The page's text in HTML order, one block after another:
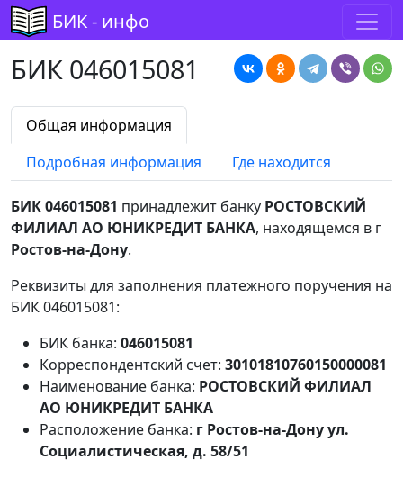
БИК - инфо
БИК 046015081
Общая информация
Подробная информация
Где находится
БИК 046015081 принадлежит банку РОСТОВСКИЙ
ФИЛИАЛ АО ЮНИКРЕДИТ БАНКА, находящемся в г
Ростов-на-Дону.
Реквизиты для заполнения платежного поручения на
БИК 046015081:
БИК банка: 046015081
Корреспондентский счет: 30101810760150000081
Наименование банка: РОСТОВСКИЙ ФИЛИАЛ
АО ЮНИКРЕДИТ БАНКА
Расположение банка: г Ростов-на-Дону ул.
Социалистическая, д. 58/51